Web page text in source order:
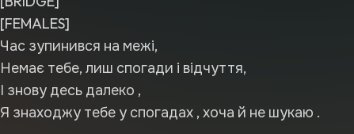
[FEMALES]
Час зупинився на межі,
Немає тебе, лиш спогади і відчуття,
І знову десь далеко ,
Я знаходжу тебе у спогадах , хоча й не шукаю .